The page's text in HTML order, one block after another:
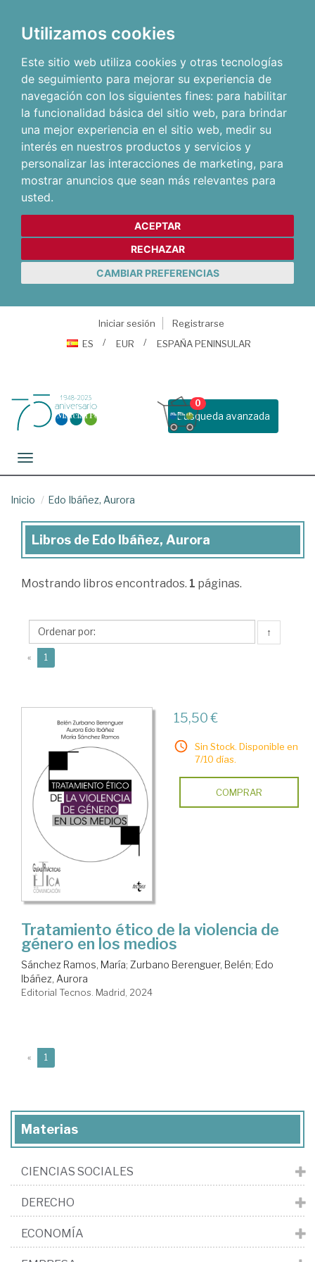
Utilizamos cookies
Este sitio web utiliza cookies y otras tecnologías
de seguimiento para mejorar su experiencia de
navegación con los siguientes fines: para habilitar
la funcionalidad básica del sitio web, para brindar
una mejor experiencia en el sitio web, medir su
interés en nuestros productos y servicios y
personalizar las interacciones de marketing, para
mostrar anuncios que sean más relevantes para
usted.
ACEPTAR
RECHAZAR
CAMBIAR PREFERENCIAS
Iniciar sesión
Registrarse
ES
EUR ESPAÑA PENINSULAR
Busqueda avanzada
0
Toggle navigation
Inicio Edo Ibáñez, Aurora
Libros
Edo
Aurora
Libros de Edo Ibáñez, Aurora
Mostrando libros encontrados. 1 páginas.
↑
« 1
15,50 €
Sin Stock. Disponible en
7/10 días.
COMPRAR
Tratamiento ético de la violencia de
género en los medios
Sánchez Ramos, María; Zurbano Berenguer, Belén; Edo
Ibáñez, Aurora
Editorial Tecnos. Madrid, 2024
« 1
Materias
CIENCIAS SOCIALES
DERECHO
ECONOMÍA